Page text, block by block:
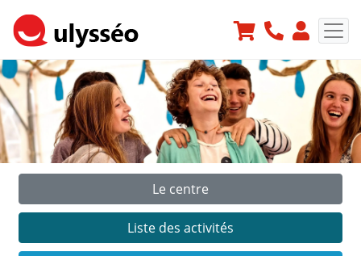
Précédent
Le centre
Liste des activités